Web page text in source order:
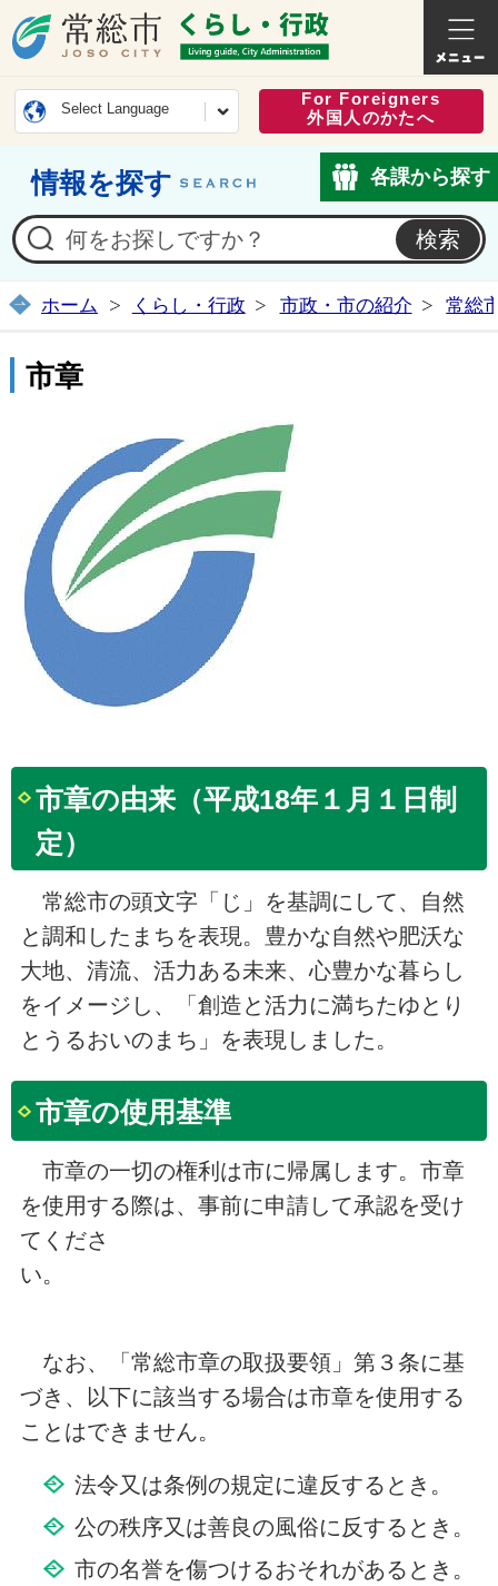
常総市公式ホームページ
くらし
Select Language
For Foreigners
外国人のかたへ
情報を探す 各課から探す
ホーム くらし・行政 市政・市の紹介 常総
市章
市章の由来（平成18年１月１日制
定）
常総市の頭文字「じ」を基調にして、自然
と調和したまちを表現。豊かな自然や肥沃な
大地、清流、活力ある未来、心豊かな暮らし
をイメージし、「創造と活力に満ちたゆとり
とうるおいのまち」を表現しました。
市章の使用基準
市章の一切の権利は市に帰属します。市章
を使用する際は、事前に申請して承認を受け
てくださ
い。
なお、「常総市章の取扱要領」第３条に基
づき、以下に該当する場合は市章を使用する
ことはできません。
法令又は条例の規定に違反するとき。
公の秩序又は善良の風俗に反するとき。
市の名誉を傷つけるおそれがあるとき。